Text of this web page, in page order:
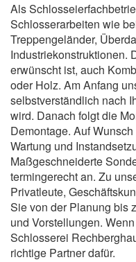
Als
Schlosserarbeiten wie
Treppengeländer,
Industriekonstruktionen.
erwünscht ist, auch
oder Holz. Am Anfang
selbstverständlich nach
wird. Danach folgt die
Demontage. Auf
Wartung und
Maßgeschneiderte
termingerecht an. Zu
Privatleute,
Sie von der Planung bis
und Vorstellungen.
Schlosserei
richtige Partner dafür.